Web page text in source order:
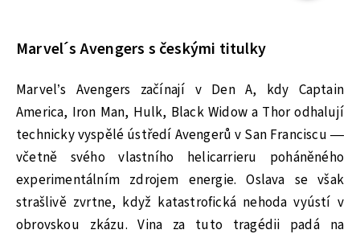
Marvel´s Avengers s českými titulky
Marvel’s Avengers začínají v Den A, kdy Captain
America, Iron Man, Hulk, Black Widow a Thor odhalují
technicky vyspělé ústředí Avengerů v San Franciscu —
včetně svého vlastního helicarrieru poháněného
experimentálním zdrojem energie. Oslava se však
strašlivě zvrtne, když katastrofická nehoda vyústí v
obrovskou zkázu. Vina za tuto tragédii padá na